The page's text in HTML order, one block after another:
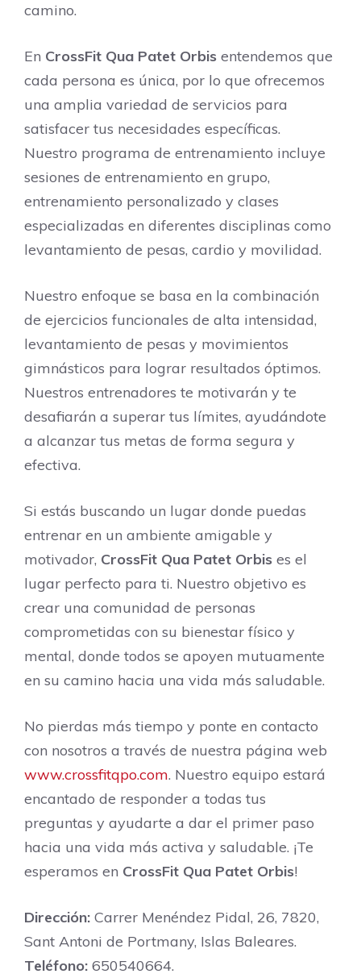
camino.
En CrossFit Qua Patet Orbis entendemos que
cada persona es única, por lo que ofrecemos
una amplia variedad de servicios para
satisfacer tus necesidades específicas.
Nuestro programa de entrenamiento incluye
sesiones de entrenamiento en grupo,
entrenamiento personalizado y clases
especializadas en diferentes disciplinas como
levantamiento de pesas, cardio y movilidad.
Nuestro enfoque se basa en la combinación
de ejercicios funcionales de alta intensidad,
levantamiento de pesas y movimientos
gimnásticos para lograr resultados óptimos.
Nuestros entrenadores te motivarán y te
desafiarán a superar tus límites, ayudándote
a alcanzar tus metas de forma segura y
efectiva.
Si estás buscando un lugar donde puedas
entrenar en un ambiente amigable y
motivador, CrossFit Qua Patet Orbis es el
lugar perfecto para ti. Nuestro objetivo es
crear una comunidad de personas
comprometidas con su bienestar físico y
mental, donde todos se apoyen mutuamente
en su camino hacia una vida más saludable.
No pierdas más tiempo y ponte en contacto
con nosotros a través de nuestra página web
www.crossfitqpo.com. Nuestro equipo estará
encantado de responder a todas tus
preguntas y ayudarte a dar el primer paso
hacia una vida más activa y saludable. ¡Te
esperamos en CrossFit Qua Patet Orbis!
Dirección: Carrer Menéndez Pidal, 26, 7820,
Sant Antoni de Portmany, Islas Baleares.
Teléfono: 650540664.